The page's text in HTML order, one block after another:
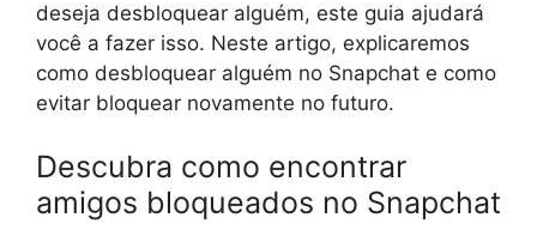
deseja desbloquear alguém, este guia ajudará
você a fazer isso. Neste artigo, explicaremos
como desbloquear alguém no Snapchat e como
evitar bloquear novamente no futuro.
Descubra como encontrar
amigos bloqueados no Snapchat